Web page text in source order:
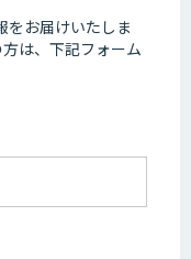
をお届けいたしま
は、下記フォーム